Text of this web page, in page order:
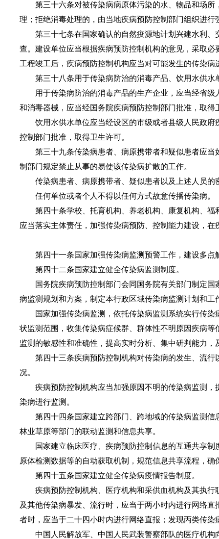
第三十六条对被传染病病原体污染的水、物品和场所
理；拒绝消毒处理的，由当地疾病预防控制部门组织进行
第三十七条在国家确认的自然疫源地计划兴建水利、
查。建设单位应当根据疾病预防控制机构的意见，采取
工程竣工后，疾病预防控制机构应当对可能发生的传染病
第三十八条用于传染病防治的消毒产品、饮用水供水
用于传染病防治的消毒产品的生产企业，应当经省级
和消毒器械，应当经国务院疾病预防控制部门批准，取
饮用水供水单位应当经设区的市级或者县级人民政府
控制部门批准，取得卫生许可。
第三十九条传染病患者、病原携带者和疑似患者应当
制部门规定禁止从事的易使该传染病扩散的工作。
传染病患者、病原携带者、疑似患者以及上述人员的
任何单位或者个人不得以任何方式故意传播传染病。
第四十条学校、托育机构、养老机构、康复机构、福
应当落实主体责任，加强传染病预防、控制能力建设，
第四十一条国家加强传染病监测预警工作，建设多点
第四十二条国家建立健全传染病监测制度。
国务院疾病预防控制部门会同国务院有关部门制定国
病监测规划和方案，制定本行政区域传染病监测计划和
国家加强传染病监测，依托传染病监测系统实行传染
状监测范围，收集传染病症候群、群体性不明原因疾病
监测的敏感性和准确性，提高实时分析、集中研判能力
第四十三条疾病预防控制机构对传染病的发生、流行
况。
疾病预防控制机构应当加强原因不明的传染病监测，
染病进行监测。
第四十四条国家建立跨部门、跨地域的传染病监测信
林业草原等部门的联动监测和信息共享。
国家建立临床医疗、疾病预防控制信息的互通共享制
原体检测数据等的自动获取机制，规范信息共享流程，确
第四十五条国家建立健全传染病疫情报告制度。
疾病预防控制机构、医疗机构和采供血机构及其执行
及其他传染病暴发、流行时，应当于两小时内进行网络
者时，应当于二十四小时内进行网络直报；发现丙类传
中国人民解放军、中国人民武装警察部队的医疗机构